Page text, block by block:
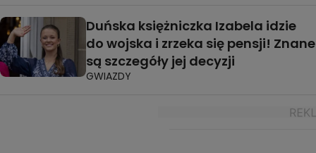
Duńska księżniczka Izabela idzie
do wojska i zrzeka się pensji! Znane
są szczegóły jej decyzji
GWIAZDY